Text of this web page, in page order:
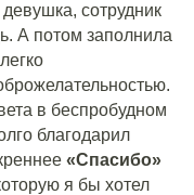
сотрудник
А потом заполнила
в беспробудном
благодарил
«Спасибо»
я бы хотел